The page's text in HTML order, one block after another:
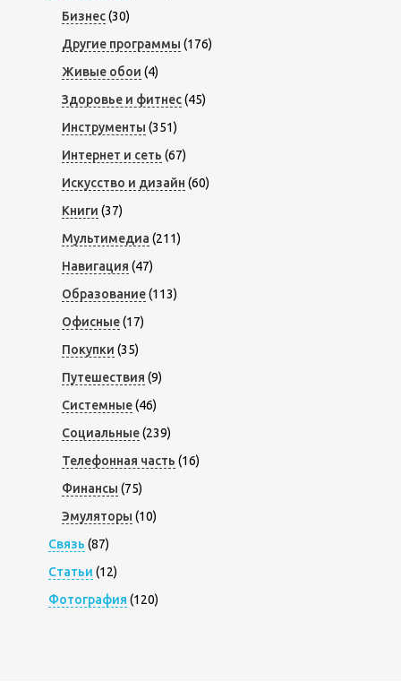
Бизнес(30)
Другие программы (176)
Живые обои (4)
Здоровье и фитнес(45)
Инструменты (351)
Интернет и сеть (67)
Искусство и дизайн (60)
Книги (37)
Мультимедиа (211)
Навигация (47)
Образование(113)
Офисные(17)
Покупки (35)
Путешествия (9)
Системные(46)
Социальные(239)
Телефонная часть (16)
Финансы (75)
Эмуляторы (10)
Связь (87)
Статьи (12)
Фотография (120)